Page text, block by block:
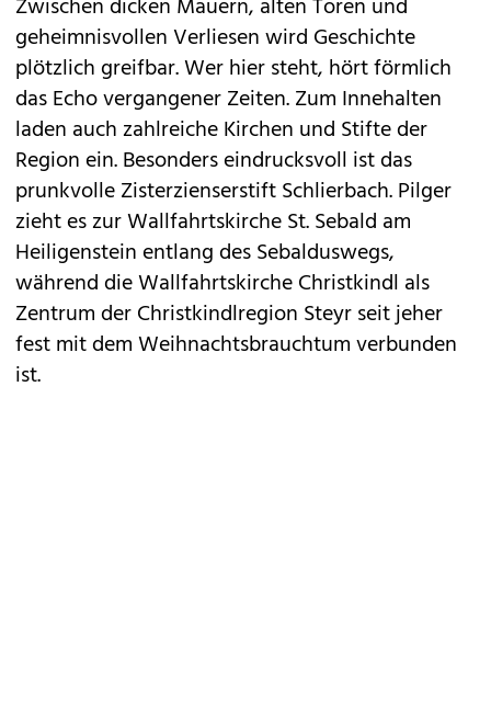
Zwischen dicken Mauern, alten Toren und
geheimnisvollen Verliesen wird Geschichte
plötzlich greifbar. Wer hier steht, hört förmlich
das Echo vergangener Zeiten. Zum Innehalten
laden auch zahlreiche Kirchen und Stifte der
Region ein. Besonders eindrucksvoll ist das
prunkvolle Zisterzienserstift Schlierbach. Pilger
zieht es zur Wallfahrtskirche St. Sebald am
Heiligenstein entlang des Sebalduswegs,
während die Wallfahrtskirche Christkindl als
Zentrum der Christkindlregion Steyr seit jeher
fest mit dem Weihnachtsbrauchtum verbunden
ist.